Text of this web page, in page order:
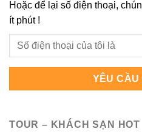
Hoặc để lại số điện thoại,
ít phút !
TOUR – KHÁCH SẠN HOT